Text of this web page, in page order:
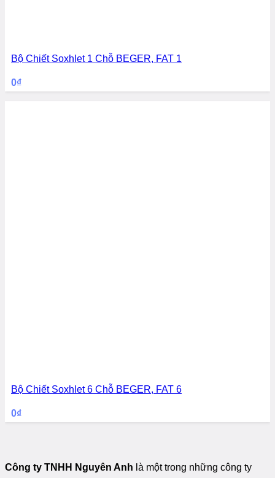
Bộ Chiết Soxhlet 1 Chỗ BEGER, FAT 1
0₫
Bộ Chiết Soxhlet 6 Chỗ BEGER, FAT 6
0₫
Công ty TNHH Nguyên Anh là một trong những công ty